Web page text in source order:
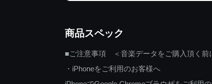
商品スペック
■ご注意事項 ＜音楽データをご購入頂く前
・iPhoneをご利用のお客様へ